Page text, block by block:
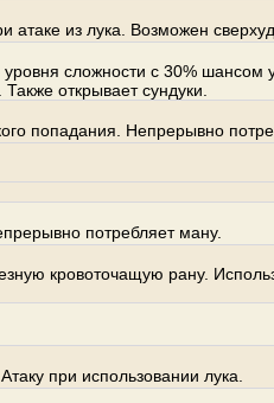
атаке из лука. Возможен
сложности с 30% шансом
открывает сундуки.
попадания. Непрерывно
потребляет ману.
кровоточащую рану.
при использовании лука.